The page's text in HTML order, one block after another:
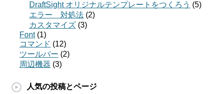
DraftSight オリジナルテンプレートをつくろう (5)
エラー 対処法 (2)
カスタマイズ (3)
Font(1)
コマンド (12)
ツールバー (2)
周辺機器 (3)
人気の投稿とページ